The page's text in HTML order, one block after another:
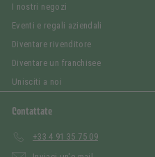
I nostri negozi
Eventi e regali aziendali
Diventare rivenditore
Diventare un franchisee
Unisciti a noi
Contattate
+33 4 91 35 75 09